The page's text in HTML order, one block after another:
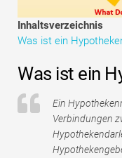
Tutorials zur
Vollständige Form
Inhaltsverzeichnis
Was ist ein
Was ist ein
Ein
Verbindungen